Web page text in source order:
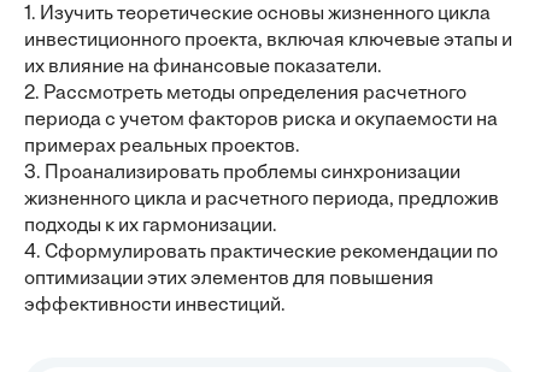
1. Изучить теоретические основы жизненного цикла
инвестиционного проекта, включая ключевые этапы и
их влияние на финансовые показатели.
2. Рассмотреть методы определения расчетного
периода с учетом факторов риска и окупаемости на
примерах реальных проектов.
3. Проанализировать проблемы синхронизации
жизненного цикла и расчетного периода, предложив
подходы к их гармонизации.
4. Сформулировать практические рекомендации по
оптимизации этих элементов для повышения
эффективности инвестиций.